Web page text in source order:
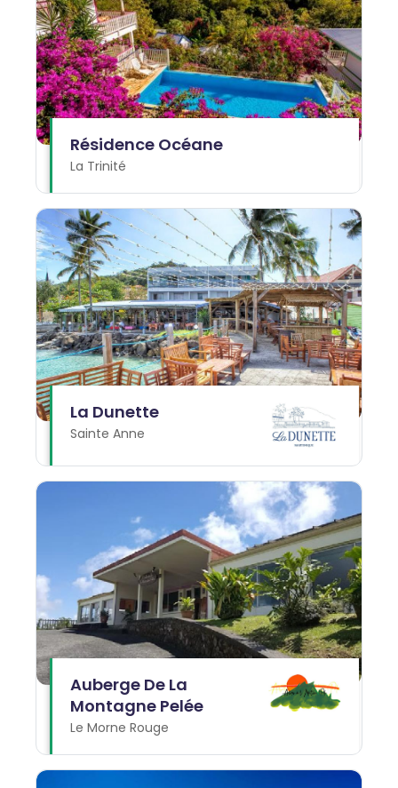
Résidence Océane
La Trinité
La Dunette
Sainte Anne
Auberge De La
Montagne Pelée
Le Morne Rouge